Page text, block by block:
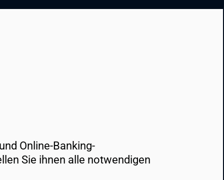
Online-Banking-
Sie ihnen alle notwendigen